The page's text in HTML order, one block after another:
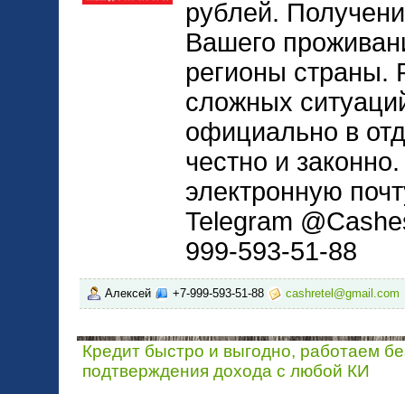
рублей.
Вашего
регионы
сложных
официально в
честно и
электронную
Telegram
999-593-51-88
Алексей +7-999-593-51-88 cashretel@gmail.com
Кредит быстро и выгодно, работаем
подтверждения дохода с любой КИ